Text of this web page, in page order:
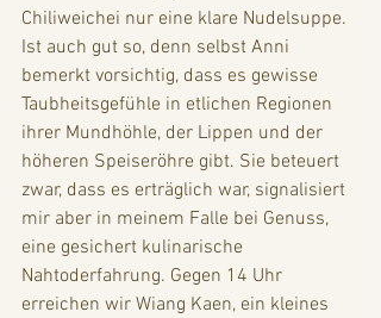
Chiliweichei nur eine klare Nudelsuppe.
Ist auch gut so, denn selbst Anni
bemerkt vorsichtig, dass es gewisse
Taubheitsgefühle in etlichen Regionen
ihrer Mundhöhle, der Lippen und der
höheren Speiseröhre gibt. Sie beteuert
zwar, dass es erträglich war, signalisiert
mir aber in meinem Falle bei Genuss,
eine gesichert kulinarische
Nahtoderfahrung. Gegen 14 Uhr
erreichen wir Wiang Kaen, ein kleines